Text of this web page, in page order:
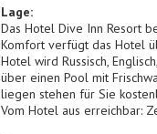
Lage:
Das Hotel Dive Inn Resort
Komfort verfügt das Hotel
Hotel wird Russisch,
über einen Pool mit
liegen stehen für Sie
Vom Hotel aus erreichbar: